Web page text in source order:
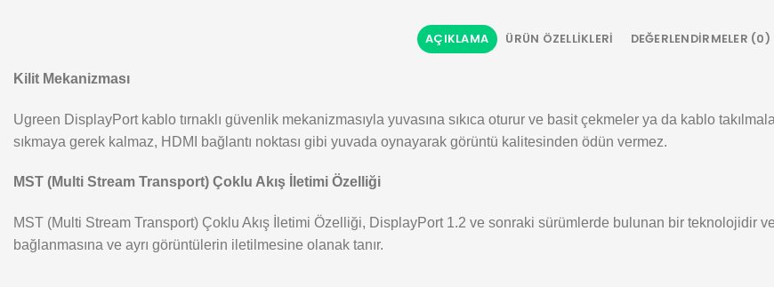
AÇIKLAMA ÜRÜN ÖZELLIKLERI DEĞERLENDIRMELER (0)
Kilit Mekanizması
Ugreen DisplayPort kablo tırnaklı güvenlik mekanizmasıyla yuvasına sıkıca oturur ve basit çekmeler ya da kablo
sıkmaya gerek kalmaz, HDMI bağlantı noktası gibi yuvada oynayarak görüntü kalitesinden ödün vermez.
MST (Multi Stream Transport) Çoklu Akış İletimi Özelliği
MST (Multi Stream Transport) Çoklu Akış İletimi Özelliği, DisplayPort 1.2 ve sonraki sürümlerde bulunan bir teknolojidir
bağlanmasına ve ayrı görüntülerin iletilmesine olanak tanır.